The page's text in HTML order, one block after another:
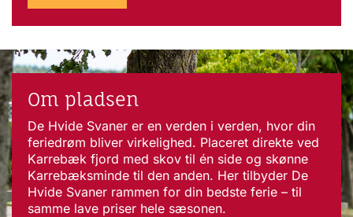
Om pladsen
De Hvide Svaner er en verden i verden, hvor din
feriedrøm bliver virkelighed. Placeret direkte ved
Karrebæk fjord med skov til én side og skønne
Karrebæksminde til den anden. Her tilbyder De
Hvide Svaner rammen for din bedste ferie – til
samme lave priser hele sæsonen.